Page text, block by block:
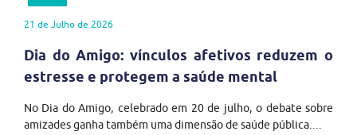
21 de Julho de 2026
Dia do Amigo: vínculos afetivos reduzem o
estresse e protegem a saúde mental
No Dia do Amigo, celebrado em 20 de julho, o debate sobre
amizades ganha também uma dimensão de saúde pública....